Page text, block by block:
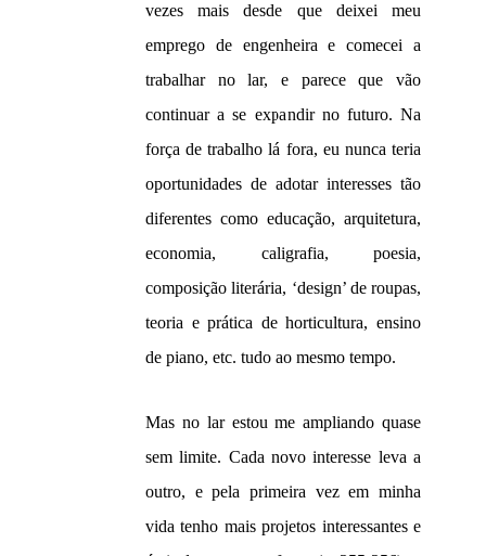
vezes mais desde que deixei meu
emprego de engenheira e comecei a
trabalhar no lar, e parece que vão
continuar a se expandir no futuro. Na
força de trabalho lá fora, eu nunca teria
oportunidades de adotar interesses tão
diferentes como educação, arquitetura,
economia, caligrafia, poesia,
composição literária, ‘design’ de roupas,
teoria e prática de horticultura, ensino
de piano, etc. tudo ao mesmo tempo.
Mas no lar estou me ampliando quase
sem limite. Cada novo interesse leva a
outro, e pela primeira vez em minha
vida tenho mais projetos interessantes e